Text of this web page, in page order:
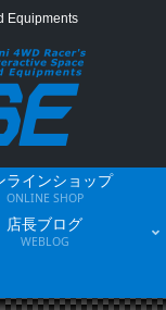
Equipments
ラインショップ
ONLINE SHOP
店長ブログ
WEBLOG